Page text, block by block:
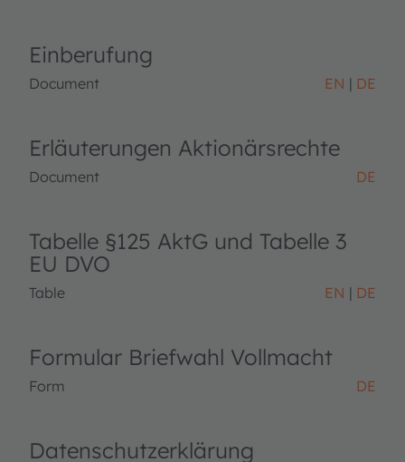
Einberufung
Document EN DE
Erläuterungen Aktionärsrechte
Document DE
Tabelle §125 AktG und Tabelle 3
EU DVO
Table EN DE
Formular Briefwahl Vollmacht
Form DE
Datenschutzerklärung